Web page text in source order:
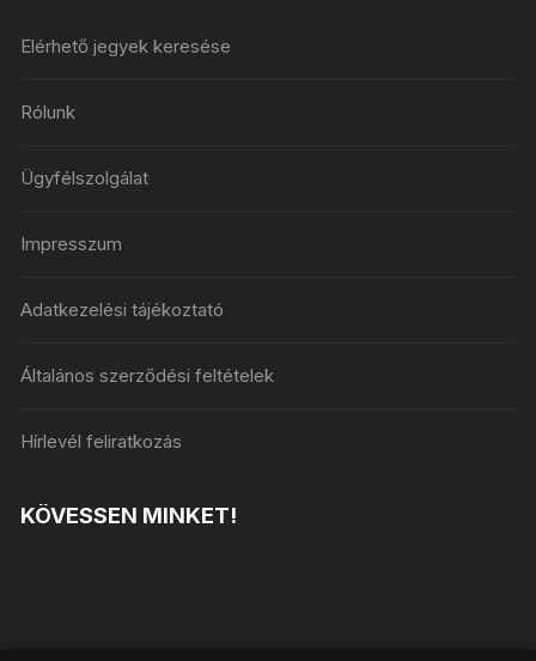
Elérhető jegyek keresése
Rólunk
Ügyfélszolgálat
Impresszum
Adatkezelési tájékoztató
Általános szerződési feltételek
Hírlevél feliratkozás
KÖVESSEN MINKET!